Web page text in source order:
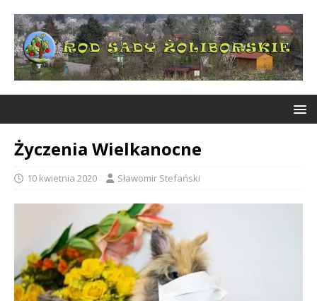
Życzenia Wielkanocne
10 kwietnia 2020 Sławomir Stefański